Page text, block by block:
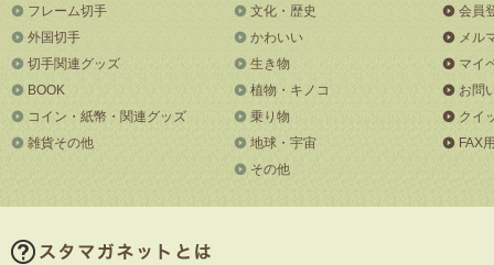
フレーム切手
外国切手
切手関連グッズ
BOOK
コイン・紙幣・関連グッズ
雑貨その他
文化・歴史
かわいい
生き物
植物・キノコ
乗り物
地球・宇宙
その他
会員
メル
マイ
お問
クイ
FAX